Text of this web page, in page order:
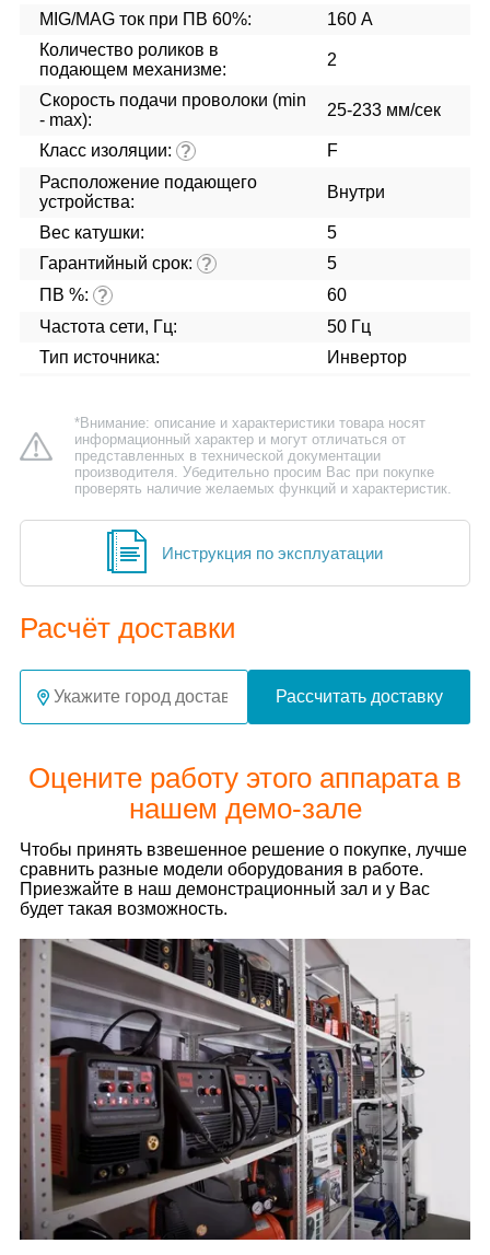
MIG/MAG ток при ПВ 60%:
160 А
Количество роликов в
подающем механизме:
2
Скорость подачи проволоки (min
- max):
25-233 мм/сек
Класс изоляции: ?
F
Расположение подающего
устройства:
Внутри
Вес катушки:
5
Гарантийный срок: ?
5
ПВ %: ?
60
Частота сети, Гц:
50 Гц
Тип источника:
Инвертор
*Внимание: описание и характеристики товара носят
информационный характер и могут отличаться от
представленных в технической документации
производителя. Убедительно просим Вас при покупке
проверять наличие желаемых функций и характеристик.
Инструкция по эксплуатации
Расчёт доставки
Рассчитать доставку
Оцените работу этого аппарата в
нашем демо-зале
Чтобы принять взвешенное решение о покупке, лучше
сравнить разные модели оборудования в работе.
Приезжайте в наш демонстрационный зал и у Вас
будет такая возможность.